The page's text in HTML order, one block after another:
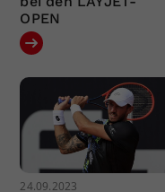
OPEN
24.09.2023